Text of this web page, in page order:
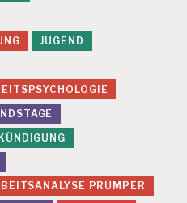
JUGEND
PRÜMPER